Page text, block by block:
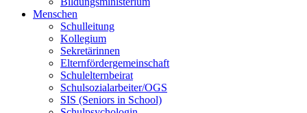
Menschen
Schulleitung
Kollegium
Sekretärinnen
Elternfördergemeinschaft
Schulelternbeirat
Schulsozialarbeiter/OGS
SIS (Seniors in School)